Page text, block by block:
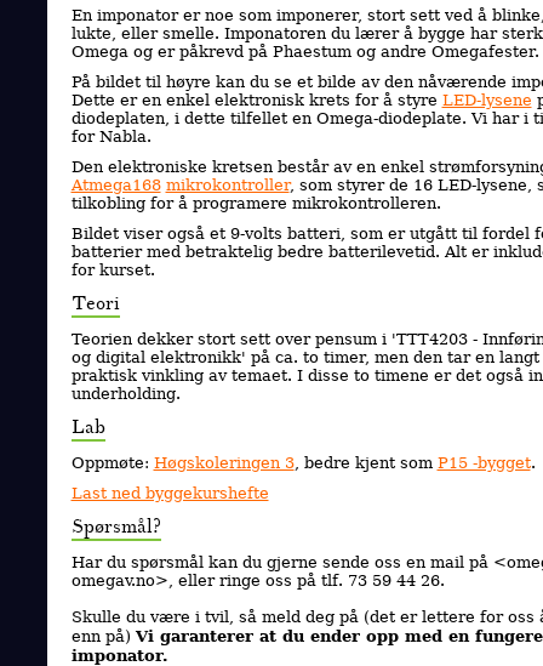
En imponator er noe som imponerer, stort sett ved å
lukte, eller smelle. Imponatoren du lærer å bygge har
Omega og er påkrevd på Phaestum og andre Omegafester.
På bildet til høyre kan du se et bilde av den nåværende
Dette er en enkel elektronisk krets for å styre LED-lysene
diodeplaten, i dette tilfellet en Omega-diodeplate. Vi har i
for Nabla.
Den elektroniske kretsen består av en enkel
Atmega168 mikrokontroller, som styrer de 16 LED-lysene,
tilkobling for å programere mikrokontrolleren.
Bildet viser også et 9-volts batteri, som er utgått til fordel
batterier med betraktelig bedre batterilevetid. Alt er
for kurset.
Teori
Teorien dekker stort sett over pensum i 'TTT4203 -
og digital elektronikk' på ca. to timer, men den tar en langt
praktisk vinkling av temaet. I disse to timene er det også
underholding.
Lab
Oppmøte: Høgskoleringen 3, bedre kjent som P15 -bygget.
Last ned byggekurshefte
Spørsmål?
Har du spørsmål kan du gjerne sende oss en mail på <
omegav.no>, eller ringe oss på tlf. 73 59 44 26.
Skulle du være i tvil, så meld deg på (det er lettere for oss
enn på) Vi garanterer at du ender opp med en
imponator.